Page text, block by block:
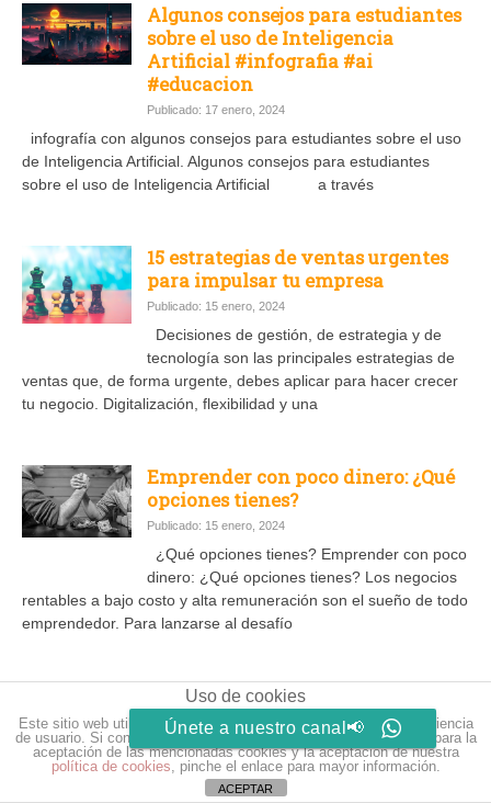
Algunos consejos para estudiantes
sobre el uso de Inteligencia
Artificial #infografia #ai
#educacion
Publicado: 17 enero, 2024
infografía con algunos consejos para estudiantes sobre el uso
de Inteligencia Artificial. Algunos consejos para estudiantes
sobre el uso de Inteligencia Artificial a través
15 estrategias de ventas urgentes
para impulsar tu empresa
Publicado: 15 enero, 2024
Decisiones de gestión, de estrategia y de
tecnología son las principales estrategias de
ventas que, de forma urgente, debes aplicar para hacer crecer
tu negocio. Digitalización, flexibilidad y una
Emprender con poco dinero: ¿Qué
opciones tienes?
Publicado: 15 enero, 2024
¿Qué opciones tienes? Emprender con poco
dinero: ¿Qué opciones tienes? Los negocios
rentables a bajo costo y alta remuneración son el sueño de todo
emprendedor. Para lanzarse al desafío
Libros y películas que te ayudarán
a dominar el estrés
Libros y películas que te ayudarán a dominar
el estrés Una lectura reposada, ver una peli o
Uso de cookies
Este sitio web utiliza cookies para que usted tenga la mejor experiencia
de usuario. Si continúa navegando está dando su consentimiento para la
aceptación de las mencionadas cookies y la aceptación de nuestra
política de cookies, pinche el enlace para mayor información.
ACEPTAR
Únete a nuestro canal📢